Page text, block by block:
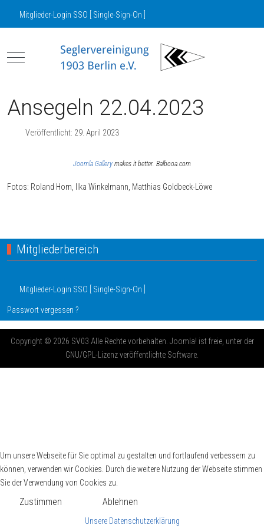
Mitglieder-Login SSO [ Single-Sign-On ]
Mobile Menu Toggle
Ansegeln 22.04.2023
Veröffentlicht: 29. April 2023
Joomla Gallery makes it better. Balbooa.com
Fotos: Roland Horn, Ilka Winkelmann, Matthias Goldbeck-Löwe
Mitgliederbereich
Mitglieder-Login SSO [ Single-Sign-On ]
Passwort vergessen ?
Copyright © 2026 SV03 Alle Rechte vorbehalten. Joomla! ist freie, unter der
GNU/GPL-Lizenz veröffentlichte Software.
Um unsere Webseite für Sie optimal zu gestalten und fortlaufend verbessern zu
können, verwenden wir Cookies. Durch die weitere Nutzung der Webseite stimmen
Sie der Verwendung von Cookies zu.
Zustimmen Ablehnen
Unsere Datenschutzerklärung